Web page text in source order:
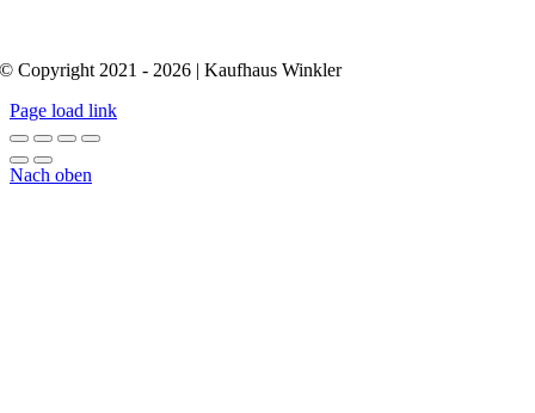
© Copyright 2021 - 2026 | Kaufhaus Winkler
Page load link
Nach oben